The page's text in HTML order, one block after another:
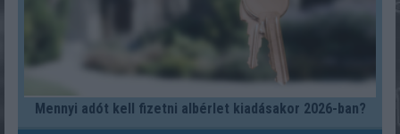
Mennyi adót kell fizetni albérlet kiadásakor 2026-ban?